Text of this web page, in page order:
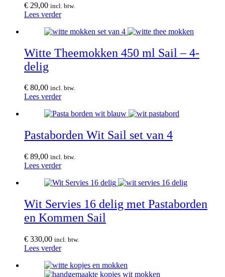
€ 29,00 incl. btw.
Lees verder
Witte Theemokken 450 ml Sail – 4-
delig
€ 80,00 incl. btw.
Lees verder
Pastaborden Wit Sail set van 4
€ 89,00 incl. btw.
Lees verder
Wit Servies 16 delig met Pastaborden
en Kommen Sail
€ 330,00 incl. btw.
Lees verder